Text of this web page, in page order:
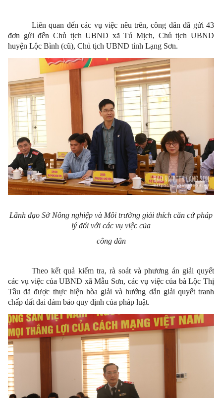
Liên quan đến các vụ việc nêu trên, công dân đã gửi 43
đơn gửiđến Chủ tịch UBND xã Tú Mịch, Chủ tịch UBND
huyện Lộc Bình (cũ), Chủ tịch UBND tỉnh Lạng Sơn.
Lãnh đạo Sở Nông nghiệp và Môi trường giải thích căn cứ pháp
lý đối với các vụ việc của
công dân
Theo kết quả kiểm tra, rà soát và phương án giải quyết
các vụ việc của UBND xã Mẫu Sơn, các vụ việc của bà Lộc Thị
Tầu đã được thực hiện hòa giải và hướng dẫn giải quyết tranh
chấp đất đai đảm bảo quy định của pháp luật.